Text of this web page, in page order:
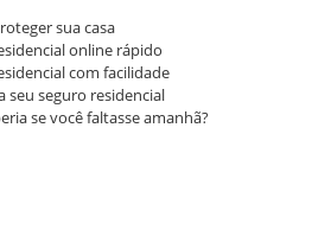
sua casa
online rápido
com facilidade
seu seguro residencial
se você faltasse amanhã?